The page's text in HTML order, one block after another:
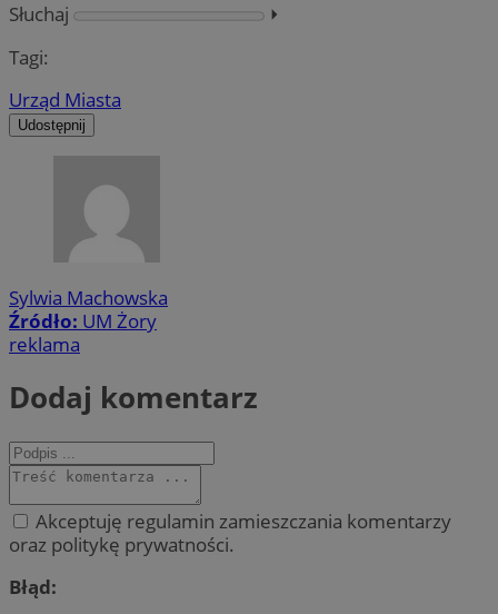
Słuchaj
⏵︎
Tagi:
Urząd Miasta
Udostępnij
Sylwia Machowska
Źródło: UM Żory
reklama
Dodaj komentarz
Akceptuję regulamin zamieszczania komentarzy
oraz politykę prywatności.
Błąd: